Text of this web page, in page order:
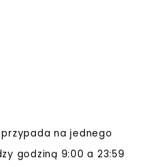
przypada na jednego
godziną 9:00 a 23:59